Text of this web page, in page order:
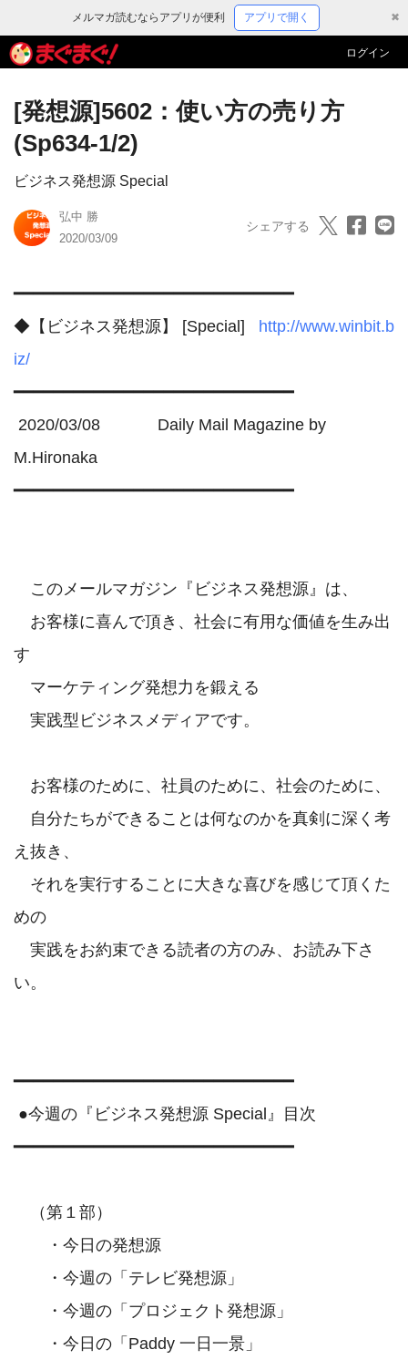
メルマガ読むならアプリが便利 アプリで開く ✖
ログイン
[発想源]5602：使い方の売り方
(Sp634-1/2)
ビジネス発想源 Special
弘中 勝
2020/03/09
シェアする
━━━━━━━━━━━━━━━━━━━━━━━━━━━━
◆【ビジネス発想源】 [Special] http://www.winbit.b
iz/
━━━━━━━━━━━━━━━━━━━━━━━━━━━━
M.Hironaka
━━━━━━━━━━━━━━━━━━━━━━━━━━━━
このメールマガジン『ビジネス発想源』は、
お客様に喜んで頂き、社会に有用な価値を生み出
す
マーケティング発想力を鍛える
実践型ビジネスメディアです。
お客様のために、社員のために、社会のために、
自分たちができることは何なのかを真剣に深く考
え抜き、
それを実行することに大きな喜びを感じて頂くた
めの
実践をお約束できる読者の方のみ、お読み下さ
い。
━━━━━━━━━━━━━━━━━━━━━━━━━━━━
━━━━━━━━━━━━━━━━━━━━━━━━━━━━
（第１部）
・今日の発想源
・今週の「テレビ発想源」
・今週の「プロジェクト発想源」
・今日の「Paddy 一日一景」